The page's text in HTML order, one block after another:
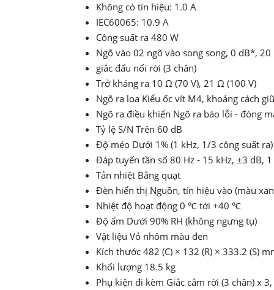
Không có tín hiệu: 1.0 A
IEC60065: 10.9 A
Công suất ra 480 W
Ngõ vào 02 ngõ vào song song, 0 dB*,
giắc đấu nối rời (3 chân)
Trở kháng ra 10 Ω (70 V), 21 Ω (100 V)
Ngõ ra loa Kiểu ốc vít M4, khoảng cách
Ngõ ra điều khiển Ngõ ra báo lỗi - đóng
Tỷ lệ S/N Trên 60 dB
Độ méo Dưới 1% (1 kHz, 1/3 công suất ra)
Đáp tuyến tần số 80 Hz - 15 kHz, ±3 dB, 1
Tản nhiệt Bằng quạt
Đèn hiển thị Nguồn, tín hiệu vào (màu
Nhiệt độ hoạt động 0 ℃ tới +40 ℃
Độ ẩm Dưới 90% RH (không ngưng tụ)
Vật liệu Vỏ nhôm màu đen
Kích thước 482 (C) × 132 (R) × 333.2 (S)
Khối lượng 18.5 kg
Phụ kiện đi kèm Giắc cắm rời (3 chân) x